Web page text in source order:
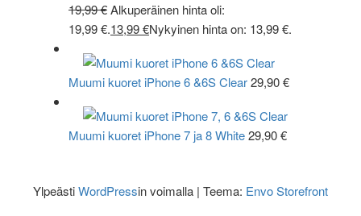
19,99€Alkuperäinen hinta oli:
19,99 €.13,99€Nykyinen hinta on: 13,99 €.
Muumi kuoret iPhone 6 &6S Clear29,90€
Muumi kuoret iPhone 7 ja 8 White29,90€
YlpeästiWordPressin voimalla | Teema: Envo Storefront